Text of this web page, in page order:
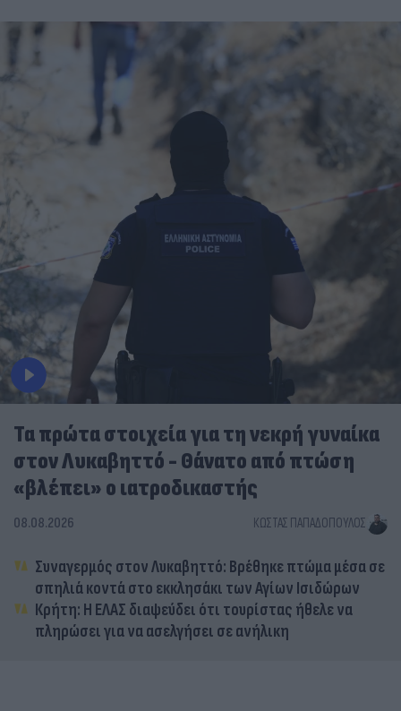
Τα πρώτα στοιχεία για τη νεκρή γυναίκα
στον Λυκαβηττό - Θάνατο από πτώση
«βλέπει» ο ιατροδικαστής
08.08.2026 ΚΏΣΤΑΣ ΠΑΠΑΔΌΠΟΥΛΟΣ
Συναγερμός στον Λυκαβηττό: Βρέθηκε πτώμα μέσα σε
σπηλιά κοντά στο εκκλησάκι των Αγίων Ισιδώρων
Κρήτη: Η ΕΛΑΣ διαψεύδει ότι τουρίστας ήθελε να
πληρώσει για να ασελγήσει σε ανήλικη